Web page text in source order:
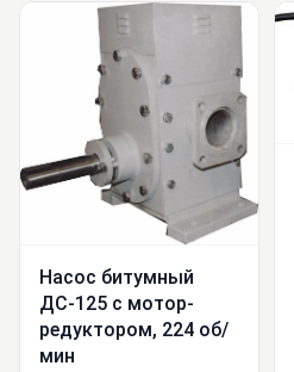
Насос битумный
ДС-125 с мотор-
редуктором, 224 об/
мин